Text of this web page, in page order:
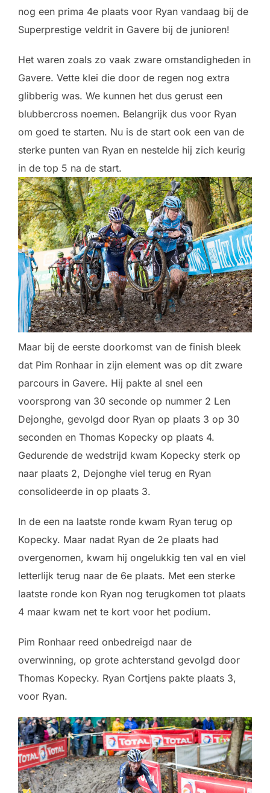
nog een prima 4e plaats voor Ryan vandaag bij de
Superprestige veldrit in Gavere bij de junioren!
Het waren zoals zo vaak zware omstandigheden in
Gavere. Vette klei die door de regen nog extra
glibberig was. We kunnen het dus gerust een
blubbercross noemen. Belangrijk dus voor Ryan
om goed te starten. Nu is de start ook een van de
sterke punten van Ryan en nestelde hij zich keurig
in de top 5 na de start.
Maar bij de eerste doorkomst van de finish bleek
dat Pim Ronhaar in zijn element was op dit zware
parcours in Gavere. Hij pakte al snel een
voorsprong van 30 seconde op nummer 2 Len
Dejonghe, gevolgd door Ryan op plaats 3 op 30
seconden en Thomas Kopecky op plaats 4.
Gedurende de wedstrijd kwam Kopecky sterk op
naar plaats 2, Dejonghe viel terug en Ryan
consolideerde in op plaats 3.
In de een na laatste ronde kwam Ryan terug op
Kopecky. Maar nadat Ryan de 2e plaats had
overgenomen, kwam hij ongelukkig ten val en viel
letterlijk terug naar de 6e plaats. Met een sterke
laatste ronde kon Ryan nog terugkomen tot plaats
4 maar kwam net te kort voor het podium.
Pim Ronhaar reed onbedreigd naar de
overwinning, op grote achterstand gevolgd door
Thomas Kopecky. Ryan Cortjens pakte plaats 3,
voor Ryan.